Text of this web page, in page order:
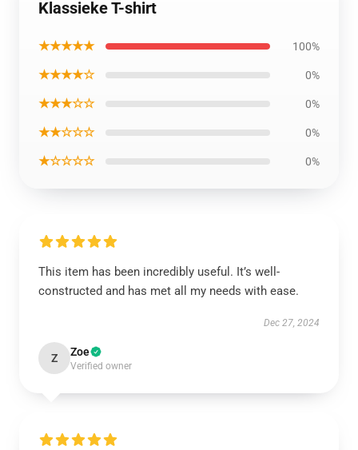
Klassieke T-shirt
★★★★★ 100%
★★★★☆ 0%
★★★☆☆ 0%
★★☆☆☆ 0%
★☆☆☆☆ 0%
This item has been incredibly useful. It’s well-
constructed and has met all my needs with ease.
Dec 27, 2024
Z Zoe
Verified owner